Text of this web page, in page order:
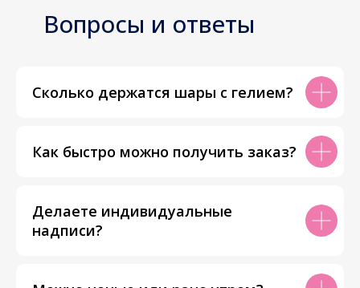
Вопросы и ответы
Сколько держатся шары с гелием?
Как быстро можно получить заказ?
Делаете индивидуальные
надписи?